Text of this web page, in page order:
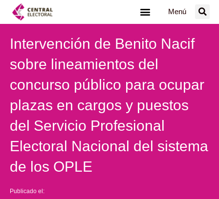
Menú
Intervención de Benito Nacif
sobre lineamientos del
concurso público para ocupar
plazas en cargos y puestos
del Servicio Profesional
Electoral Nacional del sistema
de los OPLE
Publicado el: